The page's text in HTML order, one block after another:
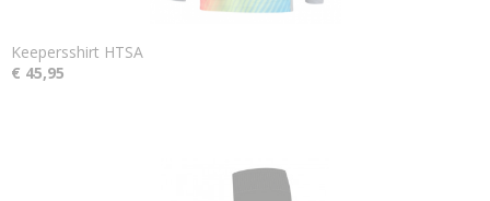
Keepersshirt HTSA
€ 45,95